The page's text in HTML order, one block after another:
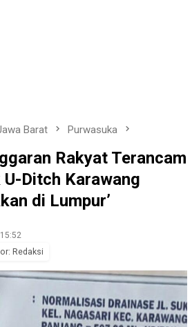
Barat Purwasuka
Rakyat Terancam
Ditch Karawang
di Lumpur’
Redaksi